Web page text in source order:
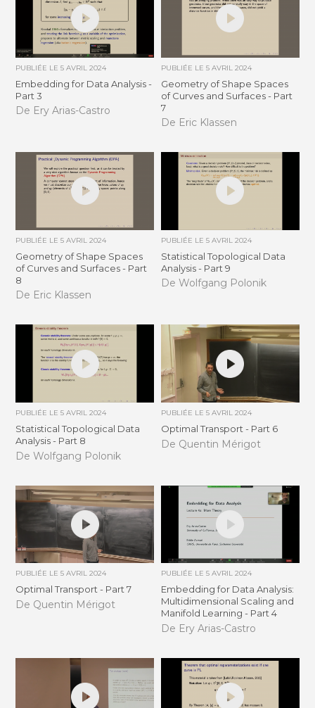
PUBLIÉE LE5 AVRIL 2024
Embedding for Data Analysis -
Part 3
De Ery Arias-Castro
PUBLIÉE LE 5 AVRIL 2024
Geometry of Shape Spaces
of Curves and Surfaces - Part
7
De Eric Klassen
PUBLIÉE LE5 AVRIL 2024
Geometry of Shape Spaces
of Curves and Surfaces - Part
8
De Eric Klassen
PUBLIÉE LE 5 AVRIL 2024
Statistical Topological Data
Analysis - Part 9
De Wolfgang Polonik
PUBLIÉE LE5 AVRIL 2024
Statistical Topological Data
Analysis - Part 8
De Wolfgang Polonik
PUBLIÉE LE 5 AVRIL 2024
Optimal Transport - Part 6
De Quentin Mérigot
PUBLIÉE LE5 AVRIL 2024
Optimal Transport - Part 7
De Quentin Mérigot
PUBLIÉE LE 5 AVRIL 2024
Embedding for Data Analysis:
Multidimensional Scaling and
Manifold Learning - Part 4
De Ery Arias-Castro